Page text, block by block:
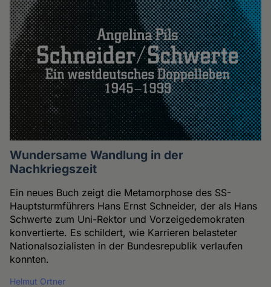
Wundersame Wandlung in der
Nachkriegszeit
Ein neues Buch zeigt die Metamorphose des SS-
Hauptsturmführers Hans Ernst Schneider, der als Hans
Schwerte zum Uni-Rektor und Vorzeigedemokraten
konvertierte. Es schildert, wie Karrieren belasteter
Nationalsozialisten in der Bundesrepublik verlaufen
konnten.
Helmut Ortner